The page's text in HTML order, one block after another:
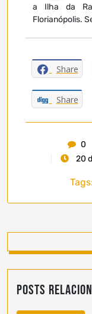
a Ilha da
Florianópolis.
Share
Share
0
20
Tags:
Posts